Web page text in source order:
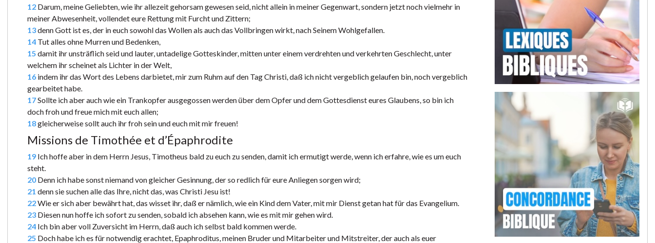
12 Darum, meine Geliebten, wie ihr allezeit gehorsam gewesen seid, nicht allein in meiner Gegenwart, sondern jetzt noch vielmehr in
meiner Abwesenheit, vollendet eure Rettung mit Furcht und Zittern;
13denn Gott ist es, der in euch sowohl das Wollen als auch das Vollbringen wirkt, nach Seinem Wohlgefallen.
14 Tut alles ohne Murren und Bedenken,
15 damit ihr unsträflich seid und lauter, untadelige Gotteskinder, mitten unter einem verdrehten und verkehrten Geschlecht, unter
welchem ihr scheinet als Lichter in der Welt,
16 indem ihr das Wort des Lebens darbietet, mir zum Ruhm auf den Tag Christi, daß ich nicht vergeblich gelaufen bin, noch vergeblich
gearbeitet habe.
17Sollte ich aber auch wie ein Trankopfer ausgegossen werden über dem Opfer und dem Gottesdienst eures Glaubens, so bin ich
doch froh und freue mich mit euch allen;
18gleicherweise sollt auch ihr froh sein und euch mit mir freuen!
Missions de Timothée et d’Épaphrodite
19 Ich hoffe aber in dem Herrn Jesus, Timotheus bald zu euch zu senden, damit ich ermutigt werde, wenn ich erfahre, wie es um euch
steht.
20 Denn ich habe sonst niemand von gleicher Gesinnung, der so redlich für eure Anliegen sorgen wird;
21 denn sie suchen alle das Ihre, nicht das, was Christi Jesu ist!
22Wie er sich aber bewährt hat, das wisset ihr, daß er nämlich, wie ein Kind dem Vater, mit mir Dienst getan hat für das Evangelium.
23 Diesen nun hoffe ich sofort zu senden, sobald ich absehen kann, wie es mit mir gehen wird.
24 Ich bin aber voll Zuversicht im Herrn, daß auch ich selbst bald kommen werde.
25 Doch habe ich es für notwendig erachtet, Epaphroditus, meinen Bruder und Mitarbeiter und Mitstreiter, der auch als euer